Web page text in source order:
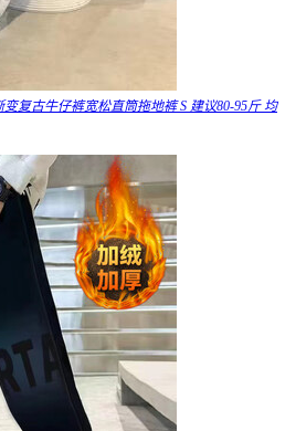
复古牛仔裤宽松直筒拖地裤 S 建议80-95斤 均